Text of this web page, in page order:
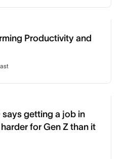
Productivity and
says getting a job in
for Gen Z than it